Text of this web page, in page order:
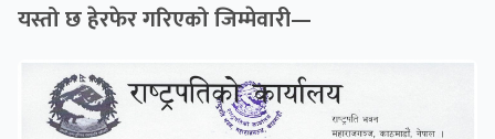
यस्तो छ हेरफेर गरिएको जिम्मेवारी—